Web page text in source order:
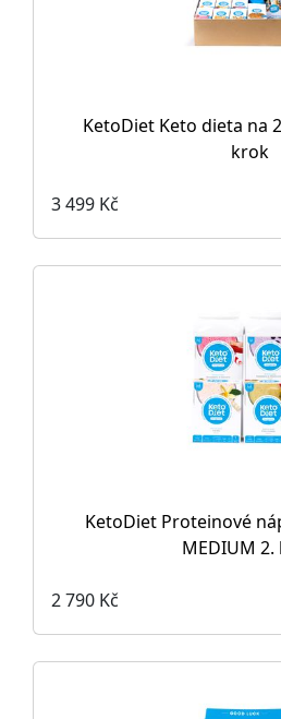
KetoDiet Keto dieta na
krok
3 499 Kč
KetoDiet Proteinové
MEDIUM
2 790 Kč